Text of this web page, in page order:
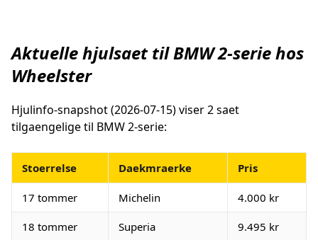
Aktuelle hjulsaet til BMW 2-serie hos
Wheelster
Hjulinfo-snapshot (2026-07-15) viser 2 saet
tilgaengelige til BMW 2-serie:
Stoerrelse Daekmraerke Pris
17 tommer Michelin 4.000 kr
18 tommer Superia 9.495 kr